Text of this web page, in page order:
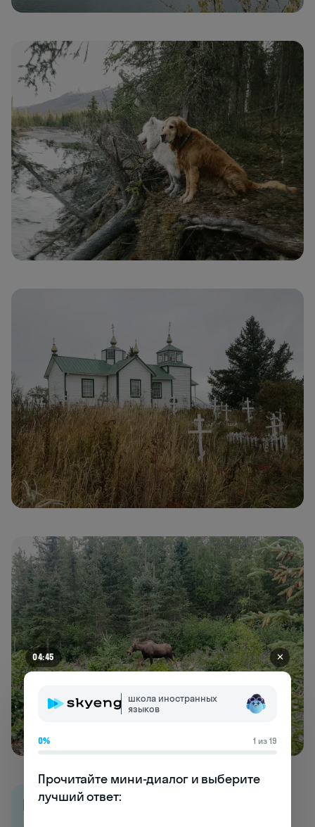
Все курсы английского
04:41 ✕
школа иностранных
языков
0% 1 из 19
Прочитайте мини-диалог и выберите
лучший ответ: